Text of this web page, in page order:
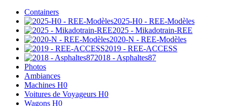
Containers
2025-H0 - REE-Modèles
2025 - Mikadotrain-REE
2020-N - REE-Modèles
2019 - REE-ACCESS
2018 - Asphaltes87
Photos
Ambiances
Machines H0
Voitures de Voyageurs H0
Wagons H0